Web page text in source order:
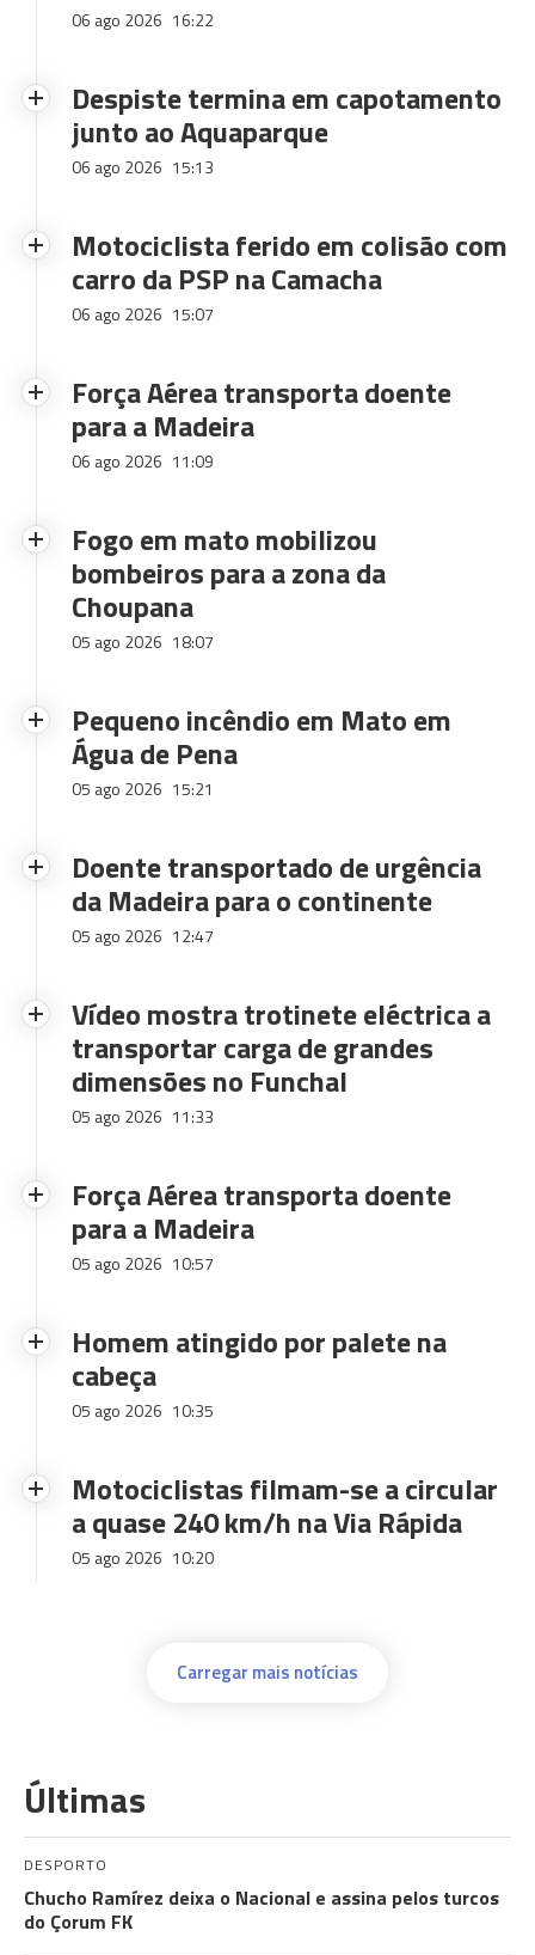
06 ago 2026 16:22
Despiste termina em capotamento
junto ao Aquaparque
06 ago 2026 15:13
Motociclista ferido em colisão com
carro da PSP na Camacha
06 ago 2026 15:07
Força Aérea transporta doente
para a Madeira
06 ago 2026 11:09
Fogo em mato mobilizou
bombeiros para a zona da
Choupana
05 ago 2026 18:07
Pequeno incêndio em Mato em
Água de Pena
05 ago 2026 15:21
Doente transportado de urgência
da Madeira para o continente
05 ago 2026 12:47
Vídeo mostra trotinete eléctrica a
transportar carga de grandes
dimensões no Funchal
05 ago 2026 11:33
Força Aérea transporta doente
para a Madeira
05 ago 2026 10:57
Homem atingido por palete na
cabeça
05 ago 2026 10:35
Motociclistas filmam-se a circular
a quase 240 km/h na Via Rápida
05 ago 2026 10:20
Carregar mais notícias
Últimas
DESPORTO
Chucho Ramírez deixa o Nacional e assina pelos turcos
do Çorum FK